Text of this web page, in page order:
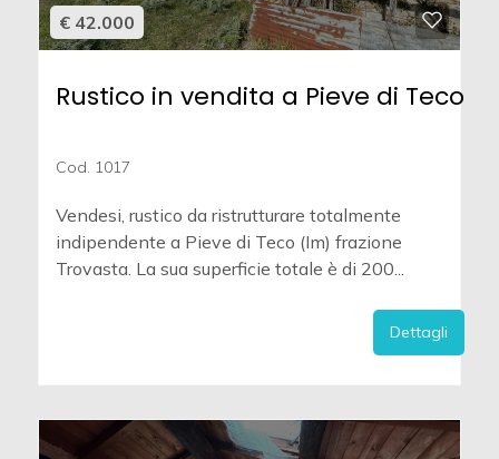
€ 42.000
Rustico in vendita a Pieve di Teco
Cod. 1017
Vendesi, rustico da ristrutturare totalmente
indipendente a Pieve di Teco (Im) frazione
Trovasta. La sua superficie totale è di 200...
Dettagli